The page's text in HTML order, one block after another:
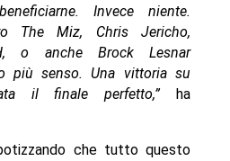
Invece niente.
The Miz, Chris Jericho,
o anche Brock Lesnar
più senso. Una vittoria su
il finale perfetto,” ha
che tutto questo